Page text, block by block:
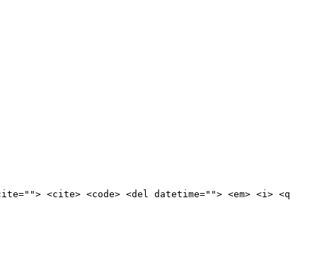
<cite> <code> <del datetime=""> <em> <i> <q